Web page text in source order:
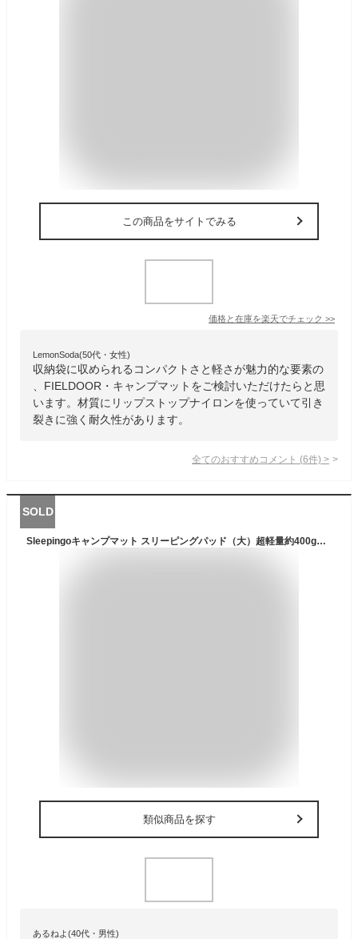
この商品をサイトでみる
価格と在庫を楽天でチェック >>
LemonSoda(50代・女性)
収納袋に収められるコンパクトさと軽さが魅力的な要素の
、FIELDOOR・キャンプマットをご検討いただけたらと思
います。材質にリップストップナイロンを使っていて引き
裂きに強く耐久性があります。
全てのおすすめコメント (6件) >
SOLD
Sleepingoキャンプマット スリーピングパッド（大）超軽量約400g バックパッキング ハイキング インフレータブル＆コンパクト、キャンプスリープパッド エアーマット マットレス スリーピングパット スリーピングマット
類似商品を探す
あるねよ(40代・男性)